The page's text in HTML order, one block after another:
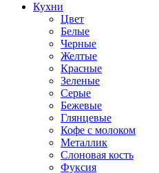
Кухни
Цвет
Белые
Черные
Желтые
Красные
Зеленые
Серые
Бежевые
Глянцевые
Кофе с молоком
Металлик
Слоновая кость
Фуксия